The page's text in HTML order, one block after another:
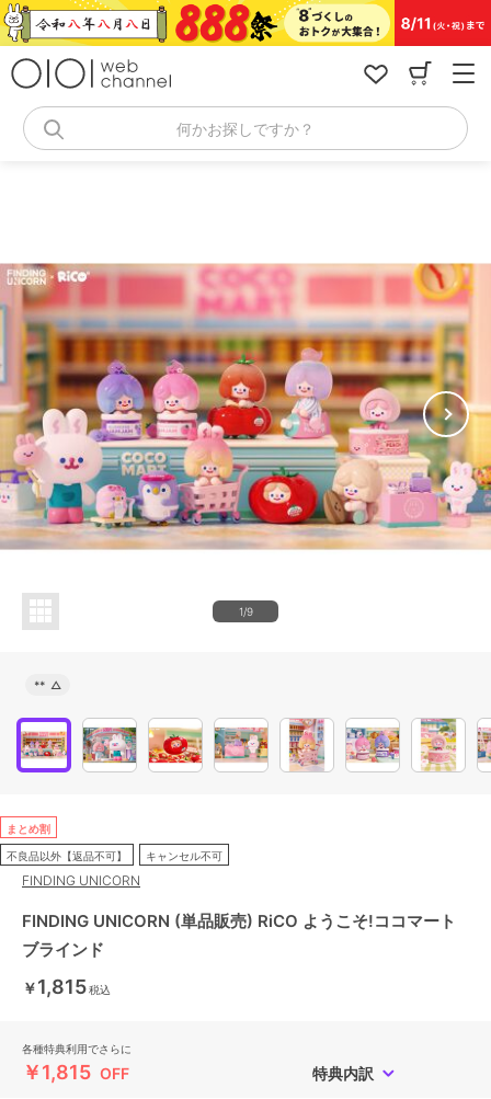
コ
ン
何かお探しですか？
1/9
** △
まとめ割
不良品以外【返品不可】 キャンセル不可
FINDING UNICORN
FINDING UNICORN (単品販売) RiCO ようこそ!ココマート
ブラインド
￥1,815税込
各種特典利用でさらに
￥1,815 OFF 特典内訳